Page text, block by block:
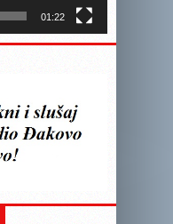
01:22